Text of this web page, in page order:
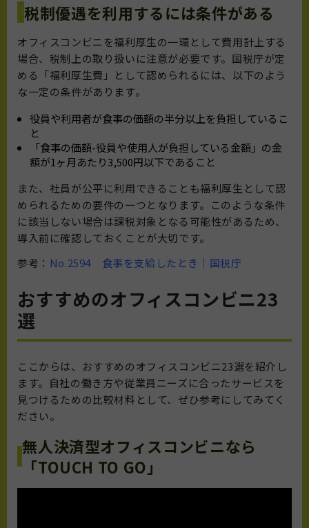
税制優遇を利用するには条件がある
オフィスコンビニを福利厚生の一環として費用計上する
場合、税制上の取り扱いに注意が必要です。国税庁が定
める「福利厚生費」として認められるには、以下のよう
な一定の条件があります。
役員や利用者が食事の価額の半分以上を負担しているこ
と
「食事の価額-役員や使用人が負担している金額」の金
額が1ヶ月あたり3,500円以下であること
また、社員が公平に利用できることも福利厚生として認
められるための要件の一つとなります。このような条件
に該当しない場合は課税対象となる可能性があるため、
導入前に確認しておくことが大切です。
参考： No.2594 食事を支給したとき｜国税庁
おすすめのオフィスコンビニ23
選
ここからは、おすすめのオフィスコンビニ23選を紹介し
ます。自社の働き方や従業員ニーズに合ったサービスを
見つけるための比較材料として、ぜひ参考にしてみてく
ださい。
無人決済型オフィスコンビニなら
「TOUCH TO GO」